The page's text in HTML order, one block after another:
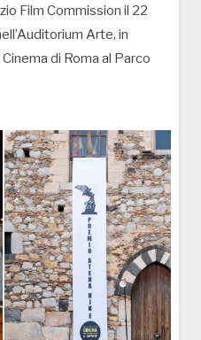
Film Commission il 22
Arte, in
di Roma al Parco